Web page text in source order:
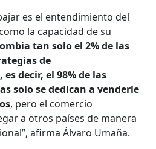
es el entendimiento del
la capacidad de su
tan solo el 2% de las
de
decir, el 98% de las
solo se dedican a venderle
, pero el comercio
a otros países de manera
afirma Álvaro Umaña.